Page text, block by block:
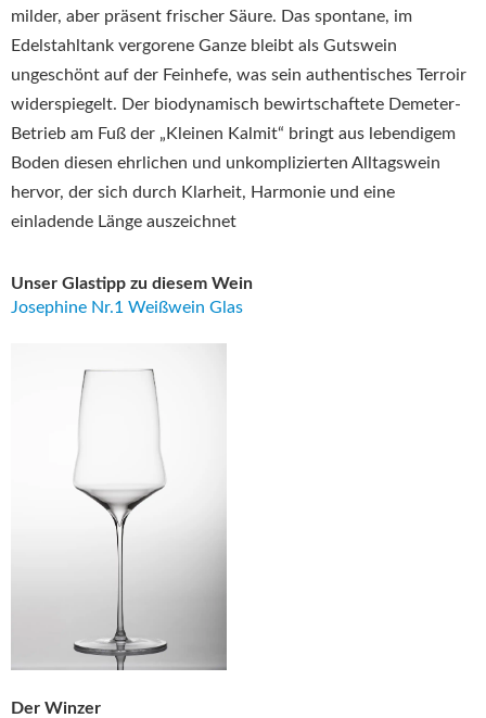
milder, aber präsent frischer Säure. Das spontane, im
Edelstahltank vergorene Ganze bleibt als Gutswein
ungeschönt auf der Feinhefe, was sein authentisches Terroir
widerspiegelt. Der biodynamisch bewirtschaftete Demeter-
Betrieb am Fuß der „Kleinen Kalmit“ bringt aus lebendigem
Boden diesen ehrlichen und unkomplizierten Alltagswein
hervor, der sich durch Klarheit, Harmonie und eine
einladende Länge auszeichnet
Unser Glastipp zu diesem Wein
Josephine Nr.1 Weißwein Glas
Der Winzer